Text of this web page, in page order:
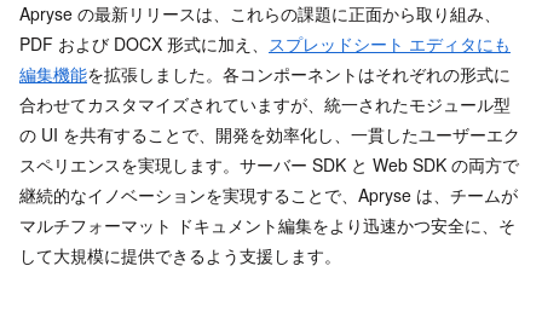
Apryse の最新リリースは、これらの課題に正面から取り組み、
PDF および DOCX 形式に加え、 スプレッドシート エディタにも
編集機能を拡張しました。各コンポーネントはそれぞれの形式に
合わせてカスタマイズされていますが、統一されたモジュール型
の UI を共有することで、開発を効率化し、一貫したユーザーエク
スペリエンスを実現します。サーバー SDK と Web SDK の両方で
継続的なイノベーションを実現することで、Apryse は、チームが
マルチフォーマット ドキュメント編集をより迅速かつ安全に、そ
して大規模に提供できるよう支援します。